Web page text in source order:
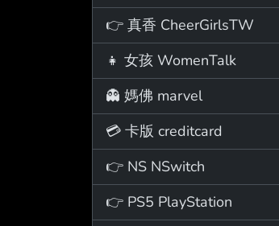
👉 真香 CheerGirlsTW
👧 女孩 WomenTalk
👻 媽佛 marvel
💳 卡版 creditcard
👉 NS NSwitch
👉 PS5 PlayStation